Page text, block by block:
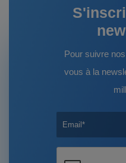
Pour suivre
vous à la